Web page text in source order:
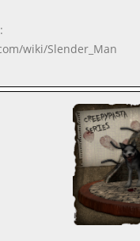
wiki/Slender_Man